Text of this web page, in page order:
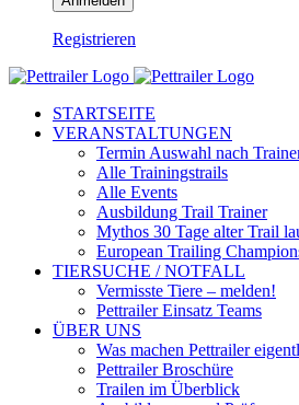
Registrieren
Facebook
X
YouTube
Instagram
STARTSEITE
VERANSTALTUNGEN
Termin Auswahl nach
Alle Trainingstrails
Alle Events
Ausbildung Trail Trainer
Mythos 30 Tage alter Trail
European Trailing
TIERSUCHE / NOTFALL
Vermisste Tiere – melden!
Pettrailer Einsatz Teams
ÜBER UNS
Was machen Pettrailer
Pettrailer Broschüre
Trailen im Überblick